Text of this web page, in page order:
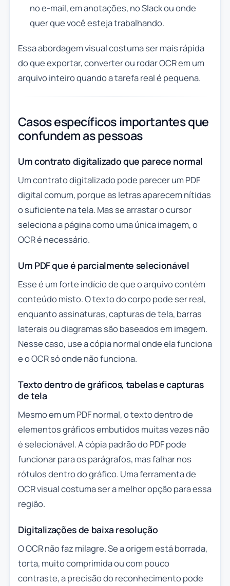
no e-mail, em anotações, no Slack ou onde
quer que você esteja trabalhando.
Essa abordagem visual costuma ser mais rápida
do que exportar, converter ou rodar OCR em um
arquivo inteiro quando a tarefa real é pequena.
Casos específicos importantes que
confundem as pessoas
Um contrato digitalizado que parece normal
Um contrato digitalizado pode parecer um PDF
digital comum, porque as letras aparecem nítidas
o suficiente na tela. Mas se arrastar o cursor
seleciona a página como uma única imagem, o
OCR é necessário.
Um PDF que é parcialmente selecionável
Esse é um forte indício de que o arquivo contém
conteúdo misto. O texto do corpo pode ser real,
enquanto assinaturas, capturas de tela, barras
laterais ou diagramas são baseados em imagem.
Nesse caso, use a cópia normal onde ela funciona
e o OCR só onde não funciona.
Texto dentro de gráficos, tabelas e capturas
de tela
Mesmo em um PDF normal, o texto dentro de
elementos gráficos embutidos muitas vezes não
é selecionável. A cópia padrão do PDF pode
funcionar para os parágrafos, mas falhar nos
rótulos dentro do gráfico. Uma ferramenta de
OCR visual costuma ser a melhor opção para essa
região.
Digitalizações de baixa resolução
O OCR não faz milagre. Se a origem está borrada,
torta, muito comprimida ou com pouco
contraste, a precisão do reconhecimento pode